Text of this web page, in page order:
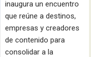
inaugura un encuentro
que reúne a destinos,
empresas y creadores
de contenido para
consolidar a la